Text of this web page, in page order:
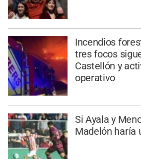
Incendios
tres focos
Castellón y
operativo
Si Ayala y
Madelón haría